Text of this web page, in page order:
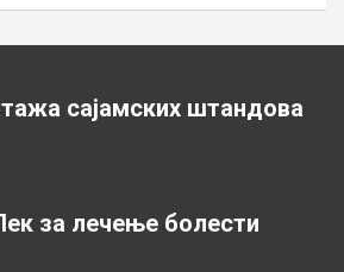
сајамских штандова
за лечење болести